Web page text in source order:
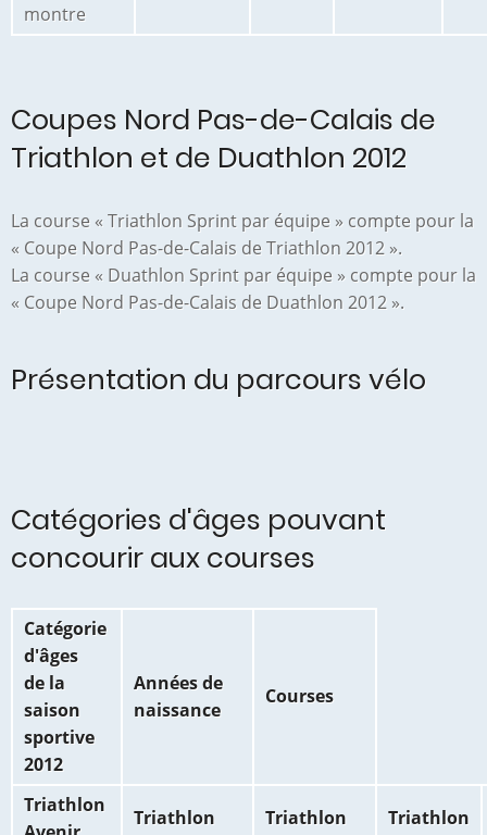
montre
Coupes Nord Pas-de-Calais de
Triathlon et de Duathlon 2012
La course « Triathlon Sprint par équipe » compte pour la
« Coupe Nord Pas-de-Calais de Triathlon 2012 ».
La course « Duathlon Sprint par équipe » compte pour la
« Coupe Nord Pas-de-Calais de Duathlon 2012 ».
Présentation du parcours vélo
Catégories d'âges pouvant
concourir aux courses
Catégorie
d'âges
de la
saison
sportive
2012
Années de
naissance
Courses
Triathlon
Triathlon
Triathlon
Triathlon